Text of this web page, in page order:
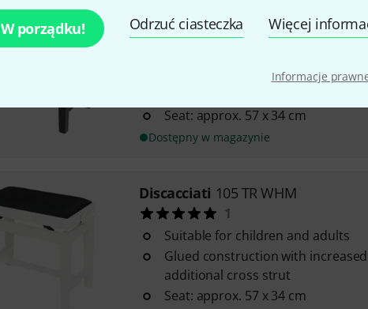
W porządku! Odrzuć ciasteczka Więcej
Informacje
3
Glued construction with
Seat: approx. 57 x 34 cm
Dostępny w magazynie
Discacciati 105 TR WHM
1
Suitable for children and adults
Glued construction with
additional cross strut
Seat: approx. 57 x 34 cm